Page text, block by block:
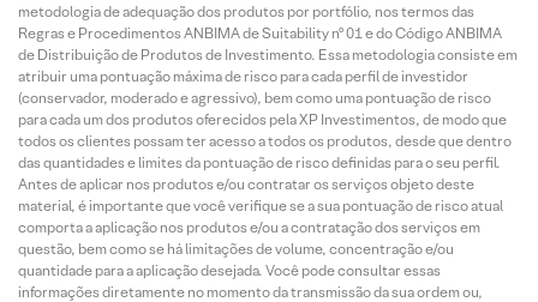
metodologia de adequação dos produtos por portfólio, nos termos das
Regras e Procedimentos ANBIMA de Suitability nº 01 e do Código ANBIMA
de Distribuição de Produtos de Investimento. Essa metodologia consiste em
atribuir uma pontuação máxima de risco para cada perfil de investidor
(conservador, moderado e agressivo), bem como uma pontuação de risco
para cada um dos produtos oferecidos pela XP Investimentos, de modo que
todos os clientes possam ter acesso a todos os produtos, desde que dentro
das quantidades e limites da pontuação de risco definidas para o seu perfil.
Antes de aplicar nos produtos e/ou contratar os serviços objeto deste
material, é importante que você verifique se a sua pontuação de risco atual
comporta a aplicação nos produtos e/ou a contratação dos serviços em
questão, bem como se há limitações de volume, concentração e/ou
quantidade para a aplicação desejada. Você pode consultar essas
informações diretamente no momento da transmissão da sua ordem ou,